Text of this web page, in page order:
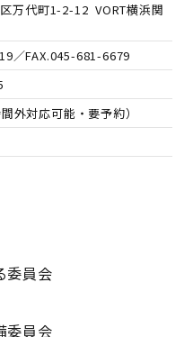
万代町1-2-12 VORT横浜関
／FAX.045-681-6679
外対応可能・要予約）
委員会
委員会